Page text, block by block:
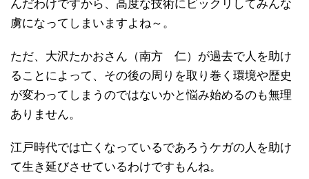
んだわけですから、高度な技術にビックリしてみんな
虜になってしまいますよね～。
ただ、大沢たかおさん（南方 仁）が過去で人を助け
ることによって、その後の周りを取り巻く環境や歴史
が変わってしまうのではないかと悩み始めるのも無理
ありません。
江戸時代では亡くなっているであろうケガの人を助け
て生き延びさせているわけですもんね。